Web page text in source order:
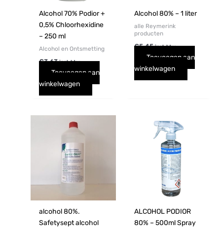
Alcohol 70% Podior +
0,5% Chloorhexidine
– 250 ml
Alcohol en Ontsmetting
€3,63 incl. btw
Toevoegen aan
winkelwagen
Alcohol 80% – 1 liter
alle Reymerink
producten
€5,45 incl. btw
Toevoegen aan
winkelwagen
alcohol 80%.
Safetysept alcohol
ALCOHOL PODIOR
80% – 500ml Spray